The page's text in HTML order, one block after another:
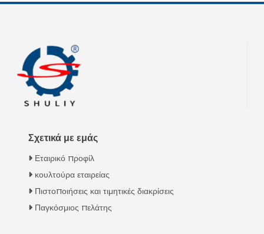
Σχετικά με εμάς
Εταιρικό προφίλ
κουλτούρα εταιρείας
Πιστοποιήσεις και τιμητικές διακρίσεις
Παγκόσμιος πελάτης